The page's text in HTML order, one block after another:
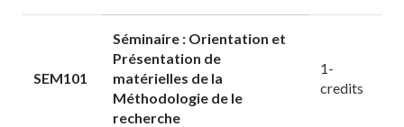
SEM101
Séminaire : Orientation et
Présentation de
matérielles de la
Méthodologie de le
recherche
1-
credits